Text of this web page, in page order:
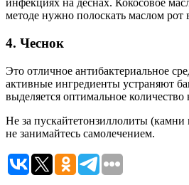
инфекциях на дёснах. Кокосовое
методе нужно полоскать маслом рот
4. Чеснок
Это отличное антибактериальное
активные ингредиенты устраняют
выделяется оптимальное
Не за пускайтетонзиллолиты
не занимайтесь самолечением.